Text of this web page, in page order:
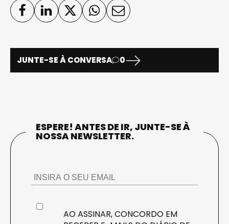
JUNTE-SE À CONVERSA 0
ESPERE! ANTES DE IR, JUNTE-SE À
NOSSA NEWSLETTER.
AO ASSINAR, CONCORDO EM